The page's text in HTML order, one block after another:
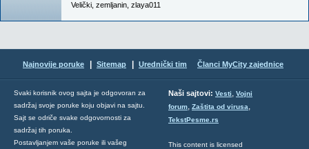
Velički zemljanin zlaya011
Najnovije poruke Sitemap Urednički tim Članci MyCity zajednice
Svaki korisnik ovog sajta je odgovoran za
sadržaj svoje poruke koju objavi na sajtu.
Sajt se odriče svake odgovornosti za
sadržaj tih poruka.
Postavljanjem vaše poruke ili vašeg
Naši sajtovi: Vesti, Vojni
forum, Zaštita od virusa,
TekstPesme.rs
This content is licensed